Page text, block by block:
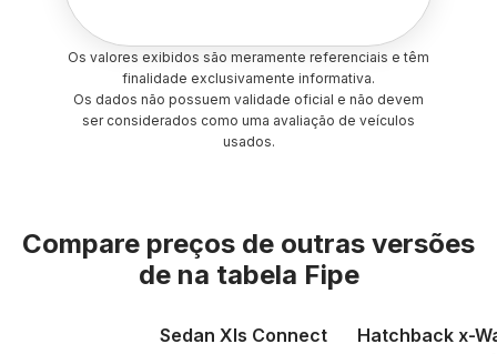
Os valores exibidos são meramente referenciais e têm
finalidade exclusivamente informativa.
Os dados não possuem validade oficial e não devem
ser considerados como uma avaliação de veículos
usados.
Compare preços de outras versões
de na tabela Fipe
Sedan Xls Connect
Hatchback x-